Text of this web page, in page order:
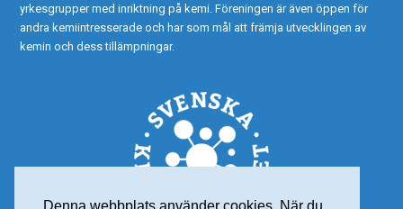
yrkesgrupper med inriktning på kemi. Föreningen är även öppen för
andra kemiintresserade och har som mål att främja utvecklingen av
kemin och dess tillämpningar.